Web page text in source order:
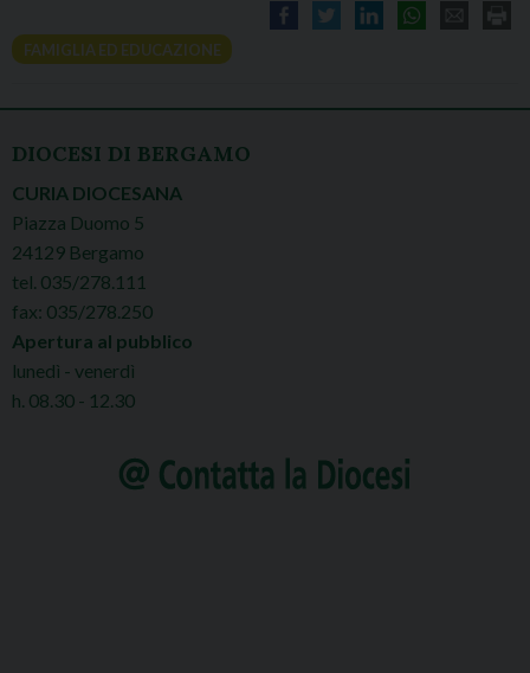
FAMIGLIA ED EDUCAZIONE
DIOCESI DI BERGAMO
CURIA DIOCESANA
Piazza Duomo 5
24129 Bergamo
tel. 035/278.111
fax: 035/278.250
Apertura al pubblico
lunedì - venerdì
h. 08.30 - 12.30